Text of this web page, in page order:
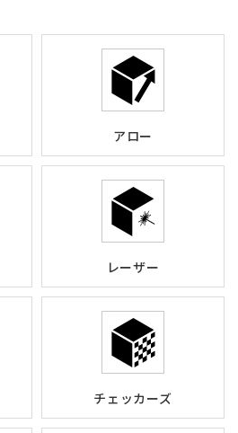
アロー
レーザー
チェッカーズ